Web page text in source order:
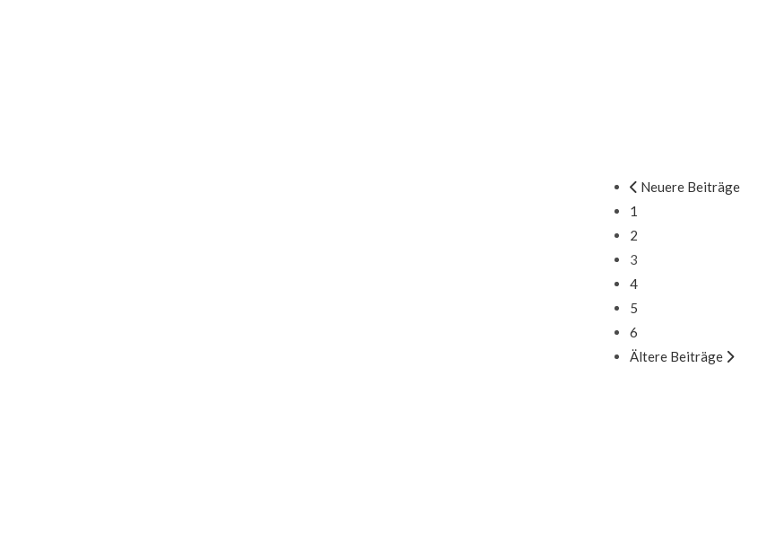
Neuere Beiträge
1
2
3
4
5
6
Ältere Beiträge